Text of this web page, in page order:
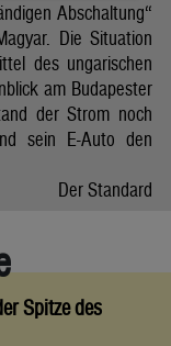
Abschaltung“
Die Situation
des ungarischen
am Budapester
der Strom noch
sein E-Auto den
Der Standard
Spitze des